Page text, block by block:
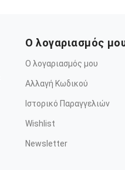
Ο λογαριασμός
Ο λογαριασμός μου
Αλλαγή Κωδικού
Ιστορικό Παραγγελιών
Wishlist
Newsletter